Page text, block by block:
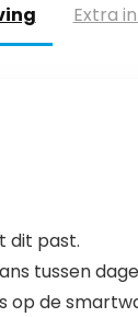
Extra
dit past.
tussen
de